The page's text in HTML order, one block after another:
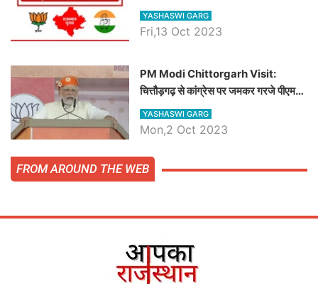
सबसे लोकप्रिय चेहरा कौनसा ?
YASHASWI GARG
Fri,13 Oct 2023
PM Modi Chittorgarh Visit:
चित्तौड़गढ़ से कांग्रेस पर जमकर गरजे पीएम
मोदी, जाने प्रधानमंत्री के भाषण की बड़ी
बातें, देखें वीडियो
YASHASWI GARG
Mon,2 Oct 2023
FROM AROUND THE WEB